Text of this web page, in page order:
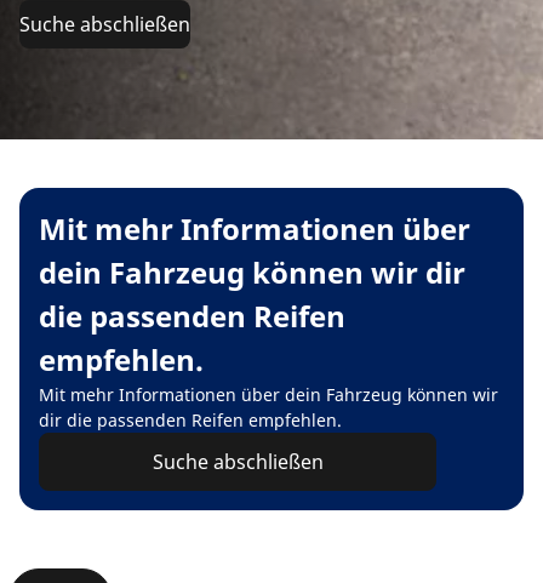
Suche abschließen
Mit mehr Informationen über
dein Fahrzeug können wir dir
die passenden Reifen
empfehlen.
Mit mehr Informationen über dein Fahrzeug können wir
dir die passenden Reifen empfehlen.
Suche abschließen